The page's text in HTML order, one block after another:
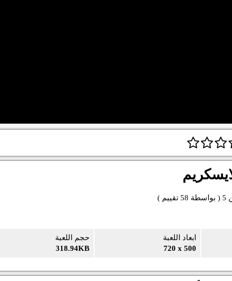
5 ( بواسطة 58 تقييم )
حجم اللعبة
318.94KB
ابعاد اللعبة
720 x 500